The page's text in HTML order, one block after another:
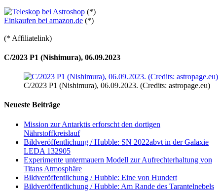
(*)
Einkaufen bei amazon.de (*)
(* Affiliatelink)
C/2023 P1 (Nishimura), 06.09.2023
C/2023 P1 (Nishimura), 06.09.2023. (Credits: astropage.eu)
Neueste Beiträge
Mission zur Antarktis erforscht den dortigen
Nährstoffkreislauf
Bildveröffentlichung / Hubble: SN 2022abvt in der Galaxie
LEDA 132905
Experimente untermauern Modell zur Aufrechterhaltung von
Titans Atmosphäre
Bildveröffentlichung / Hubble: Eine von Hundert
Bildveröffentlichung / Hubble: Am Rande des Tarantelnebels